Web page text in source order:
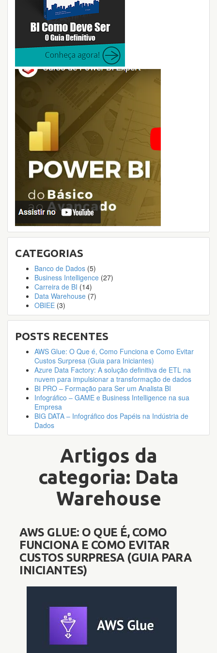
CATEGORIAS
Banco de Dados (5)
Business Intelligence (27)
Carreira de BI (14)
Data Warehouse (7)
OBIEE (3)
POSTS RECENTES
AWS Glue: O Que é, Como Funciona e Como Evitar
Custos Surpresa (Guia para Iniciantes)
Azure Data Factory: A solução definitiva de ETL na
nuvem para impulsionar a transformação de dados
BI PRO – Formação para Ser um Analista BI
Infográfico – GAME e Business Intelligence na sua
Empresa
BIG DATA – Infográfico dos Papéis na Indústria de
Dados
Artigos da
categoria: Data
Warehouse
AWS GLUE: O QUE É, COMO
FUNCIONA E COMO EVITAR
CUSTOS SURPRESA (GUIA PARA
INICIANTES)